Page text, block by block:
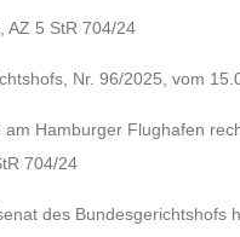
AZ 5 StR 704/24
Nr. 96/2025, vom
Hamburger Flughafen
704/24
des Bundesgerichtshofs